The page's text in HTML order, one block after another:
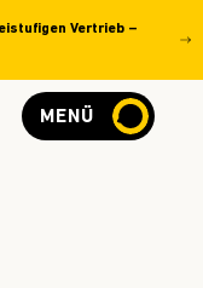
Vertrieb –
MENÜ